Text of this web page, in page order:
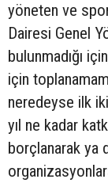
yöneten ve
Dairesi Genel
bulunmadığı
için
neredeyse ilk
yıl ne kadar
borçlanarak ya